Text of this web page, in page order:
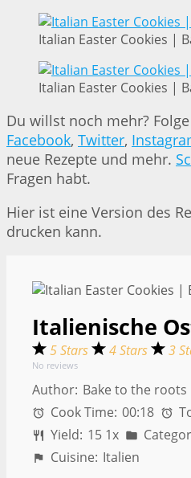
Italian Easter Cookies |
Italian Easter Cookies |
Du willst noch mehr?
Facebook, Twitter,
neue Rezepte und mehr.
Fragen habt.
Hier ist eine Version des
drucken kann.
Italienische
5 Stars 4 Stars 3
No reviews
Author: Bake to the roots
Cook Time: 00:18
Yield: 15 1x
Cuisine: Italien